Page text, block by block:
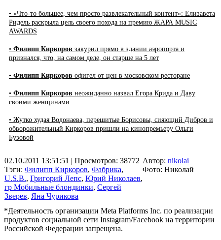
• «Что-то большее, чем просто развлекательный контент»: Елизавета
Ридель раскрыла цель своего похода на премию ЖАРА MUSIC
AWARDS
• Филипп Киркоров закурил прямо в здании аэропорта и
признался, что, на самом деле, он старше на 5 лет
• Филипп Киркоров офигел от цен в московском ресторане
• Филипп Киркоров неожиданно назвал Егора Крида и Даву
своими женщинами
• Жутко худая Водонаева, перешитые Борисовы, сияющий Дибров и
обворожительный Киркоров пришли на кинопремьеру Ольги
Бузовой
02.10.2011 13:51:51 | Просмотров: 38772
Тэги: Филипп Киркоров, Фабрика,
U.S.B., Григорий Лепс, Юрий Николаев,
гр Мобильные блондинки, Сергей
Зверев, Яна Чурикова
Автор: nikolai
Фото: Николай
*Деятельность организации Meta Platforms Inc. по реализации
продуктов социальной сети Instagram/Facebook на территории
Российской Федерации запрещена.